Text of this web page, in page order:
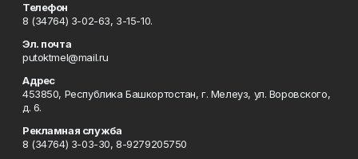
Телефон
8 (34764) 3-02-63, 3-15-10.
Эл. почта
putoktmel@mail.ru
Адрес
453850, Республика Башкортостан, г. Мелеуз, ул. Воровского,
д. 6.
Рекламная служба
8 (34764) 3-03-30, 8-9279205750